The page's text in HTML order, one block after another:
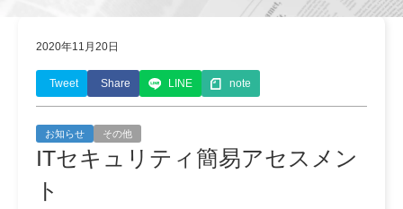
2020年11月20日
Tweet Share LINE note
お知らせ その他
ITセキュリティ簡易アセスメン
ト